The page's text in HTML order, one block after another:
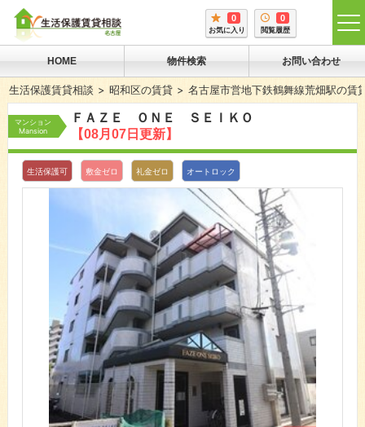
0
お気に入り
0
閲覧履歴
HOME 物件検索 お問い合わせ
生活保護賃貸相談 昭和区の賃貸 名古屋市営地下鉄鶴舞線荒畑駅の賃
マンション
Mansion
ＦＡＺＥ ＯＮＥ ＳＥＩＫＯ
【08月07日更新】
生活保護可 敷金ゼロ 礼金ゼロ オートロック